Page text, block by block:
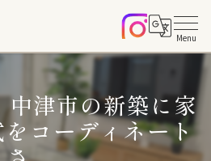
中津市の新築に家
コーディネート